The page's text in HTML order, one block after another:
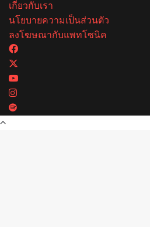
เกี่ยวกับเรา
นโยบายความเป็นส่วนตัว
ลงโฆษณากับแพทโซนิค